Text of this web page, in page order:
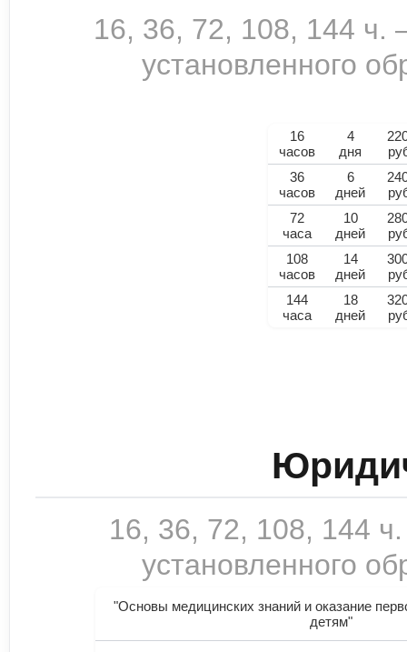
16, 36, 72, 108, 144
установленного
16
часов
4
дня
36
часов
6
дней
72
часа
10
дней
108
часов
14
дней
144
часа
18
дней
16, 36, 72, 108, 144
установленного
"Основы медицинских знаний и оказание
детям"